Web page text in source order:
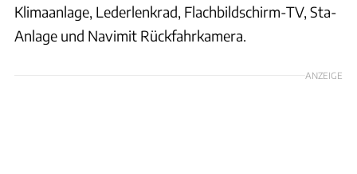
Klimaanlage, Lederlenkrad, Flachbildschirm-TV, Sta-
Anlage und Navimit Rückfahrkamera.
ANZEIGE